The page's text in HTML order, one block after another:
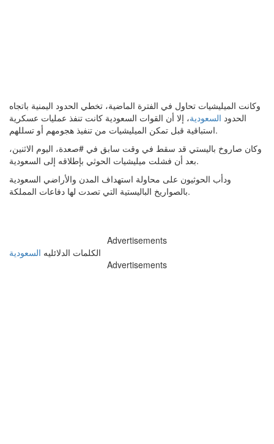
وكانت الميليشيات تحاول في الفترة الماضية، تخطي الحدود اليمنية باتجاه
الحدود السعودية، إلا أن القوات السعودية كانت تنفذ عمليات عسكرية
استباقية قبل تمكن الميليشيات من تنفيذ هجومهم أو تسللهم.
وكان صاروخ باليستي قد سقط في وقت سابق في #صعدة، اليوم الاثنين،
بعد أن فشلت ميليشيات الحوثي بإطلاقه إلى السعودية.
ودأب الحوثيون على محاولة استهداف المدن والأراضي السعودية
بالصواريخ الباليستية التي تصدت لها دفاعات المملكة.
Advertisements
الكلمات الدلائليه السعودية
Advertisements